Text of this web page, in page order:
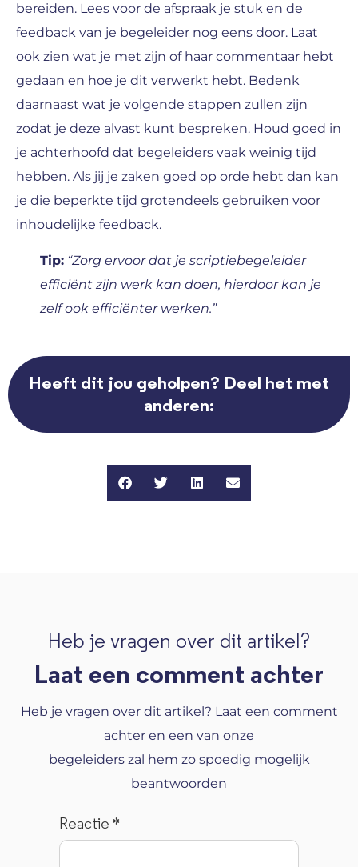
bereiden. Lees voor de afspraak je stuk en de
feedback van je begeleider nog eens door. Laat
ook zien wat je met zijn of haar commentaar hebt
gedaan en hoe je dit verwerkt hebt. Bedenk
daarnaast wat je volgende stappen zullen zijn
zodat je deze alvast kunt bespreken. Houd goed in
je achterhoofd dat begeleiders vaak weinig tijd
hebben. Als jij je zaken goed op orde hebt dan kan
je die beperkte tijd grotendeels gebruiken voor
inhoudelijke feedback.
Tip: “Zorg ervoor dat je scriptiebegeleider
efficiënt zijn werk kan doen, hierdoor kan je
zelf ook efficiënter werken.”
Heeft dit jou geholpen? Deel het met
anderen:
Heb je vragen over dit artikel?
Laat een comment achter
Heb je vragen over dit artikel? Laat een comment
achter en een van onze
begeleiders zal hem zo spoedig mogelijk
beantwoorden
Reactie*